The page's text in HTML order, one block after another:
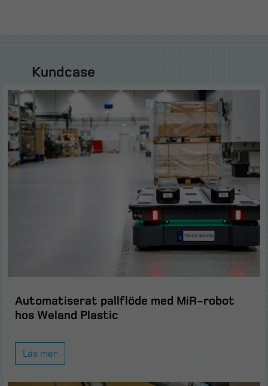
Kundcase
Automatiserat pallflöde med MiR-robot
hos Weland Plastic
Läs mer